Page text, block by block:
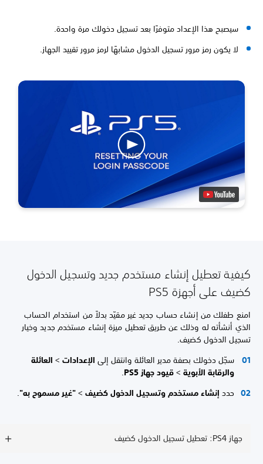
سيصبح هذا الإعداد متوفرًا بعد تسجيل دخولك مرة واحدة.
لا يكون رمز مرور تسجيل الدخول مشابهًا لرمز مرور تقييد الجهاز.
كيفية تعطيل إنشاء مستخدم جديد وتسجيل الدخول
كضيف على أجهزة PS5
امنع طفلك من إنشاء حساب جديد غير مقيّد بدلاً من استخدام الحساب
الذي أنشأته له وذلك عن طريق تعطيل ميزة إنشاء مستخدم جديد وخيار
تسجيل الدخول كضيف.
سجّل دخولك بصفة مدير العائلة وانتقل إلىالإعدادات>العائلة
والرقابة الأبوية>قيود جهاز PS5
.
حددإنشاء مستخدم وتسجيل الدخول كضيف>"غير مسموح به".
جهاز PS4: تعطيل تسجيل الدخول كضيف